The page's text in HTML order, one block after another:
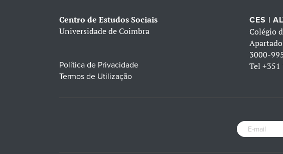
Centro de Estudos Sociais
Universidade de Coimbra
Política de Privacidade
Termos de Utilização
CES |
Colégio
3000-
Tel+351